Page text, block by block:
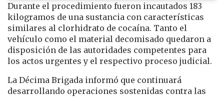
Durante el procedimiento fueron incautados 183
kilogramos de una sustancia con características
similares al clorhidrato de cocaína. Tanto el
vehículo como el material decomisado quedaron a
disposición de las autoridades competentes para
los actos urgentes y el respectivo proceso judicial.
La Décima Brigada informó que continuará
desarrollando operaciones sostenidas contra las